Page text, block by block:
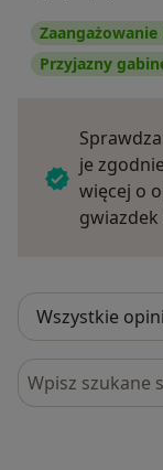
Zaangażowanie
Przyjazny
je
więcej o
gwiazdek
Szukaj w